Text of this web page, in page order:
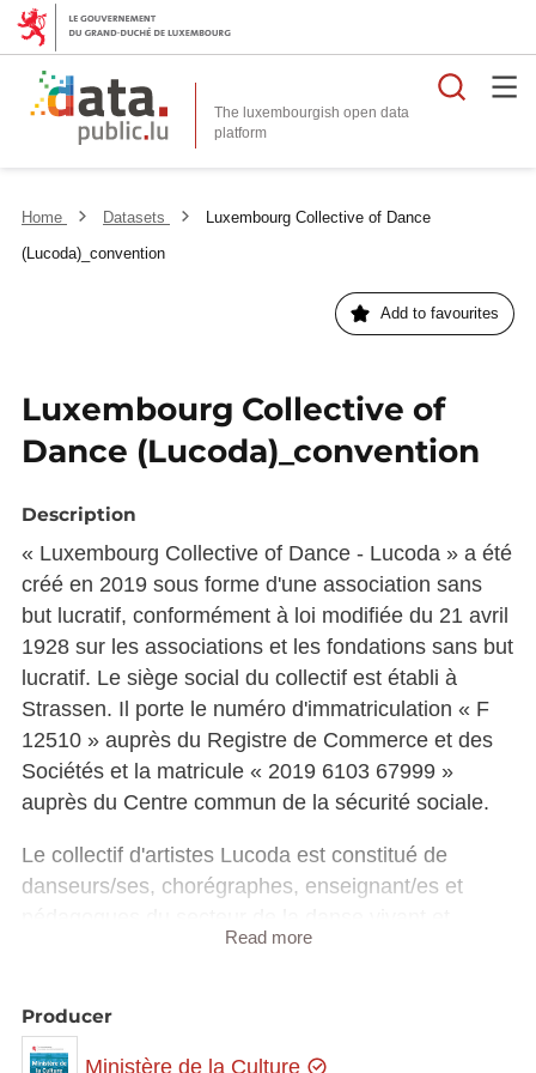
The luxembourgish open data
platform
Home Datasets
Luxembourg Collective of Dance
(Lucoda)_convention
Add to favourites
Luxembourg Collective of
Dance (Lucoda)_convention
Description
« Luxembourg Collective of Dance - Lucoda » a été
créé en 2019 sous forme d'une association sans
but lucratif, conformément à loi modifiée du 21 avril
1928 sur les associations et les fondations sans but
lucratif. Le siège social du collectif est établi à
Strassen. Il porte le numéro d'immatriculation « F
12510 » auprès du Registre de Commerce et des
Sociétés et la matricule « 2019 6103 67999 »
auprès du Centre commun de la sécurité sociale.
Le collectif d'artistes Lucoda est constitué de
danseurs/ses, chorégraphes, enseignant/es et
travaillant au Luxembourg. Il a pour objet d'œuvrer
promouvoir, de coordonner, de représenter et/ou
d'organiser des actions à caractère artistique,
Read more
Producer
Ministère de la Culture